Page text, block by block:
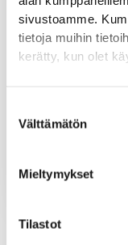
sivustoamme.
tietoja muihin
kerätty, kun olet
valinta
Välttämätön
Mieltymykset
Tilastot
kätevästi
kirjanpitotyön,
veloitukset,